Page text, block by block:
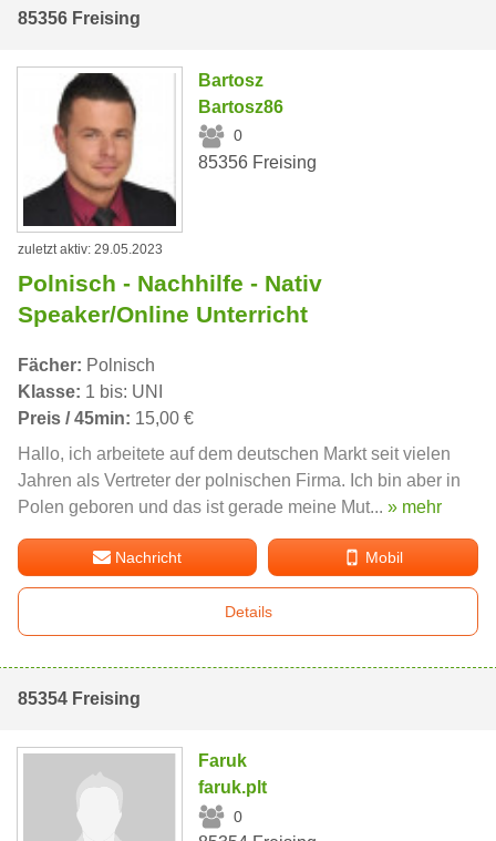
85356 Freising
Bartosz
Bartosz86
0
85356 Freising
zuletzt aktiv: 29.05.2023
Polnisch - Nachhilfe - Nativ
Speaker/Online Unterricht
Fächer: Polnisch
Klasse: 1 bis: UNI
Preis / 45min: 15,00 €
Hallo, ich arbeitete auf dem deutschen Markt seit vielen
Jahren als Vertreter der polnischen Firma. Ich bin aber in
Polen geboren und das ist gerade meine Mut... » mehr
Nachricht Mobil
Details
85354 Freising
Faruk
faruk.plt
0